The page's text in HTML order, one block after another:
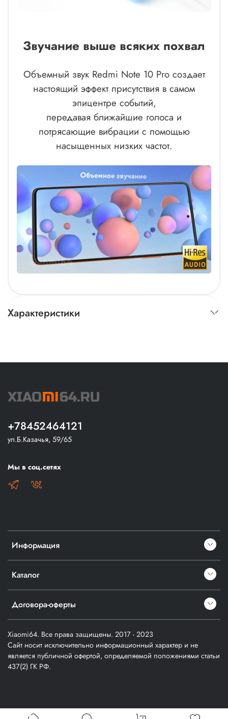
Звучание выше всяких похвал
Объемный звук Redmi Note 10 Pro создает
настоящий эффект присутствия в самом
эпицентре событий,
передавая ближайшие голоса и
потрясающие вибрации с помощью
насыщенных низких частот.
Характеристики
Информация
Каталог
Договора-оферты
+78452464121
ул.Б.Казачья, 59/65
Мы в соц.сетях
Xiaomi64. Все права защищены. 2017 - 2023
Сайт носит исключительно информационный характер и не
является публичной офертой, определяемой положениями статьи
437(2) ГК РФ.
Verification: a1cfd914357403f3